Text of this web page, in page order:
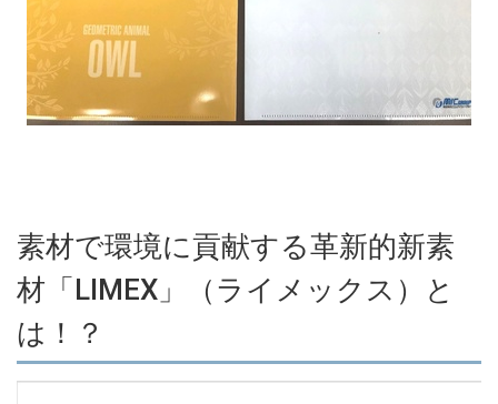
素材で環境に貢献する革新的新素
材「LIMEX」（ライメックス）と
は！？